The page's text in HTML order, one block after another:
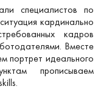
специалистов по
кардинально
кадров
Вместе
портрет идеального
прописываем